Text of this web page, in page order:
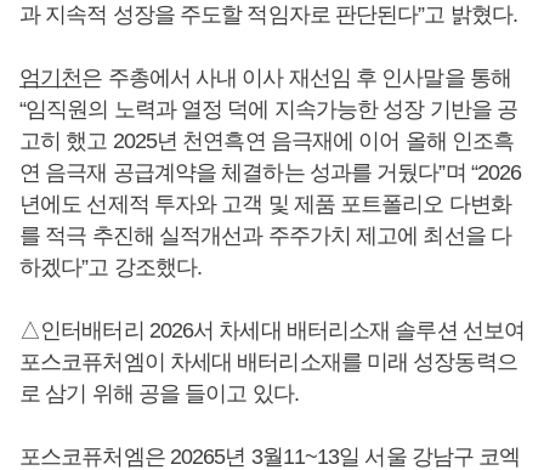
과 지속적 성장을 주도할 적임자로 판단된다”고 밝혔다.
엄기천은 주총에서 사내 이사 재선임 후 인사말을 통해
“임직원의 노력과 열정 덕에 지속가능한 성장 기반을 공
고히 했고 2025년 천연흑연 음극재에 이어 올해 인조흑
연 음극재 공급계약을 체결하는 성과를 거뒀다”며 “2026
년에도 선제적 투자와 고객 및 제품 포트폴리오 다변화
를 적극 추진해 실적개선과 주주가치 제고에 최선을 다
하겠다”고 강조했다.
△인터배터리 2026서 차세대 배터리소재 솔루션 선보여
포스코퓨처엠이 차세대 배터리소재를 미래 성장동력으
로 삼기 위해 공을 들이고 있다.
포스코퓨처엠은 20265년 3월11~13일 서울 강남구 코엑